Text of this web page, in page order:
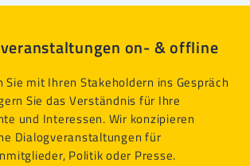
on- & offline
Sie mit Ihren Stakeholdern ins Gespräch
Sie das Verständnis für Ihre
und Interessen. Wir konzipieren
Dialogveranstaltungen für
Politik oder Presse.